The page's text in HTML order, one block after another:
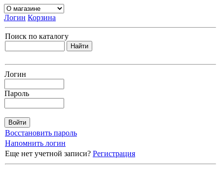
Логин Корзина
Поиск по каталогу
Логин
Пароль
Восстановить пароль
Напомнить логин
Еще нет учетной записи? Регистрация